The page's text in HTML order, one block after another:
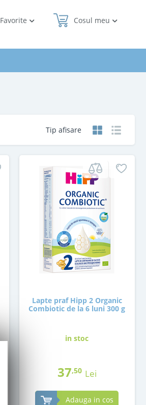
Cosul meu
Favorite
Tip afisare
Lapte praf Hipp 2 Organic
Combiotic de la 6 luni 300 g
in stoc
37,50 Lei
Adauga in cos